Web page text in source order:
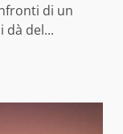
di un
dà del...